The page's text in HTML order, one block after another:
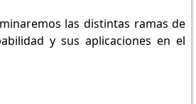
las distintas ramas de
y sus aplicaciones en el